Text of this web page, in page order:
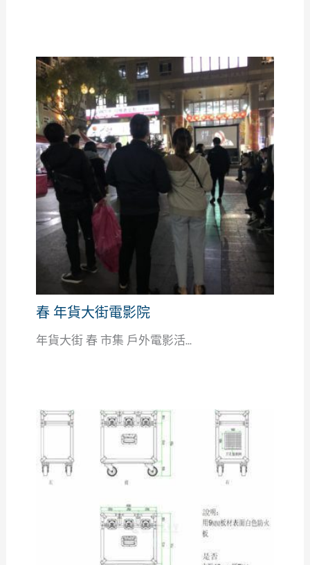
春 年貨大街電影院
年貨大街 春 市集 戶外電影活...